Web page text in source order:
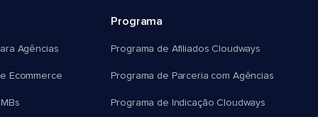
Agências
Ecommerce
Programa
Programa de Afiliados Cloudways
Programa de Parceria com Agências
Programa de Indicação Cloudways